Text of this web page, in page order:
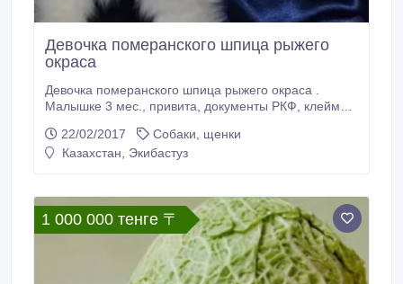
Девочка померанского шпица рыжего
окраса
Девочка померанского шпица рыжего окраса .
Малышке 3 мес., привита, документы РКФ, клеймо.
22/02/2017
Собаки, щенки
Казахстан, Экибастуз
1 000 000 тенге 〒